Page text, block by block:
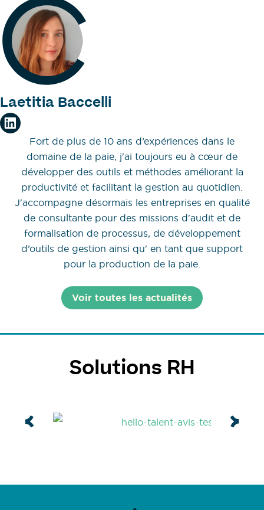
Laetitia Baccelli
Fort de plus de 10 ans d’expériences dans le
domaine de la paie, j'ai toujours eu à cœur de
développer des outils et méthodes améliorant la
productivité et facilitant la gestion au quotidien.
J'accompagne désormais les entreprises en qualité
de consultante pour des missions d'audit et de
formalisation de processus, de développement
d’outils de gestion ainsi qu' en tant que support
pour la production de la paie.
Voir toutes les actualités
Solutions RH